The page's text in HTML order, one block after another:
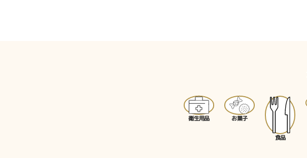
衛生用品 お菓子
食品